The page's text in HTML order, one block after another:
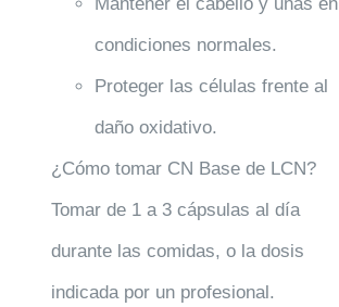
condiciones normales.
Proteger las células frente al
daño oxidativo.
¿Cómo tomar CN Base de LCN?
Tomar de 1 a 3 cápsulas al día
durante las comidas, o la dosis
indicada por un profesional.